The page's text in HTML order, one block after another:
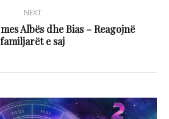
NEXT
Albës dhe Bias – Reagojnë
familjarët e saj